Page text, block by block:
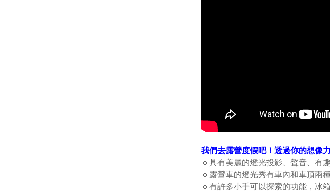
我們去露營度假吧！透過你的想像
🔹具有美麗的燈光投影、聲音、有
🔹露營車的燈光秀有車內和車頂兩
🔹有許多小手可以探索的功能，冰